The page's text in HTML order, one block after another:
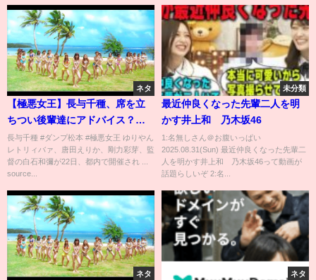
ネタ
【極悪女王】長与千種、席を立
ちつい後輩達にアドバイス？ダ
ンプ松本と試合中話す場面も
Netflix シリーズ「極悪女王」配
信記念イベント ネトフリ極悪プ
長与千種 #ダンプ松本 #極悪女王 ゆりやん
レトリィバァ、唐田えりか、剛力彩芽、監
督の白石和彌が22日、都内で開催され ...
source...
未分類
最近仲良くなった先輩二人を明
かす井上和 乃木坂46
1:名無しさん＠お腹いっぱい
2025.08.31(Sun) 最近仲良くなった先輩二
人を明かす井上和 乃木坂46って動画が
話題らしいぞ 2:名...
ネタ ネタ